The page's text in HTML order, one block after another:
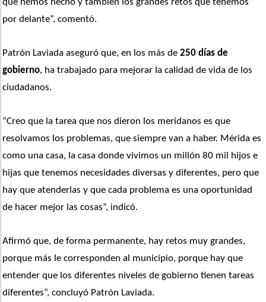
qué hemos hecho y también los grandes retos que tenemos
por delante”, comentó.
Patrón Laviada aseguró que, en los más de 250 días de
gobierno, ha trabajado para mejorar la calidad de vida de los
ciudadanos.
“Creo que la tarea que nos dieron los meridanos es que
resolvamos los problemas, que siempre van a haber. Mérida es
como una casa, la casa donde vivimos un millón 80 mil hijos e
hijas que tenemos necesidades diversas y diferentes, pero que
hay que atenderlas y que cada problema es una oportunidad
de hacer mejor las cosas”, indicó.
Afirmó que, de forma permanente, hay retos muy grandes,
porque más le corresponden al municipio, porque hay que
entender que los diferentes niveles de gobierno tienen tareas
diferentes”, concluyó Patrón Laviada.